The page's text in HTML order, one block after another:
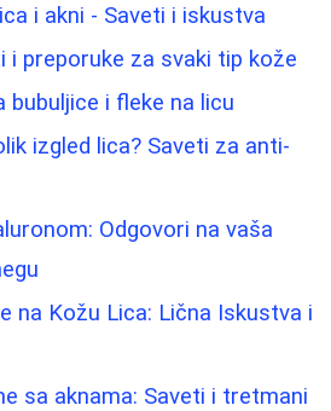
i akni - Saveti i iskustva
i preporuke za svaki tip kože
bubuljice i fleke na licu
izgled lica? Saveti za anti-
Odgovori na vaša
na Kožu Lica: Lična Iskustva i
sa aknama: Saveti i tretmani